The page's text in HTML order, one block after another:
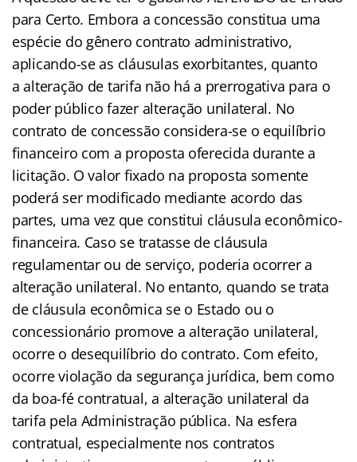
para Certo. Embora a concessão constitua uma
espécie do gênero contrato administrativo,
aplicando-se as cláusulas exorbitantes, quanto
a alteração de tarifa não há a prerrogativa para o
poder público fazer alteração unilateral. No
contrato de concessão considera-se o equilíbrio
financeiro com a proposta oferecida durante a
licitação. O valor fixado na proposta somente
poderá ser modificado mediante acordo das
partes, uma vez que constitui cláusula econômico-
financeira. Caso se tratasse de cláusula
regulamentar ou de serviço, poderia ocorrer a
alteração unilateral. No entanto, quando se trata
de cláusula econômica se o Estado ou o
concessionário promove a alteração unilateral,
ocorre o desequilíbrio do contrato. Com efeito,
ocorre violação da segurança jurídica, bem como
da boa-fé contratual, a alteração unilateral da
tarifa pela Administração pública. Na esfera
contratual, especialmente nos contratos